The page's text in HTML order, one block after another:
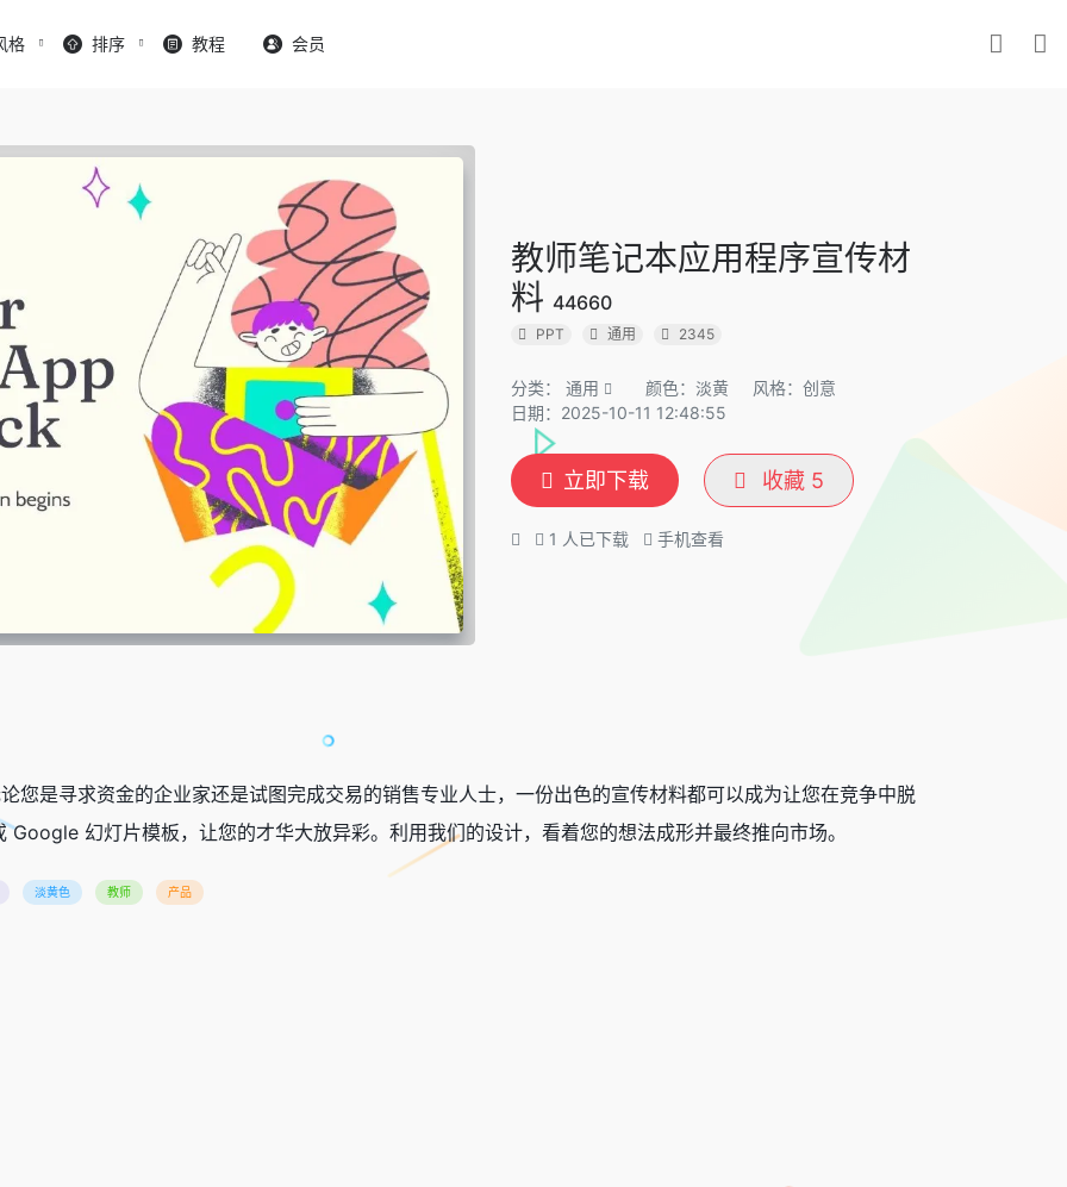
格 排序 教程 会员
教师笔记本应用程序宣传材
料 44660
PPT 通用 2345
分类： 通用 颜色：淡黄
风格：创意
日期：2025-10-11 12:48:55
立即下载 收藏 5
1 人已下载 手机查看
您是寻求资金的企业家还是试图完成交易的销售专业人士，一份出色的宣传材料都可以成为让您在竞争中脱
幻灯片模板，让您的才华大放异彩。利用我们的设计，看着您的想法成形并最终推向市场。
淡黄色 教师 产品